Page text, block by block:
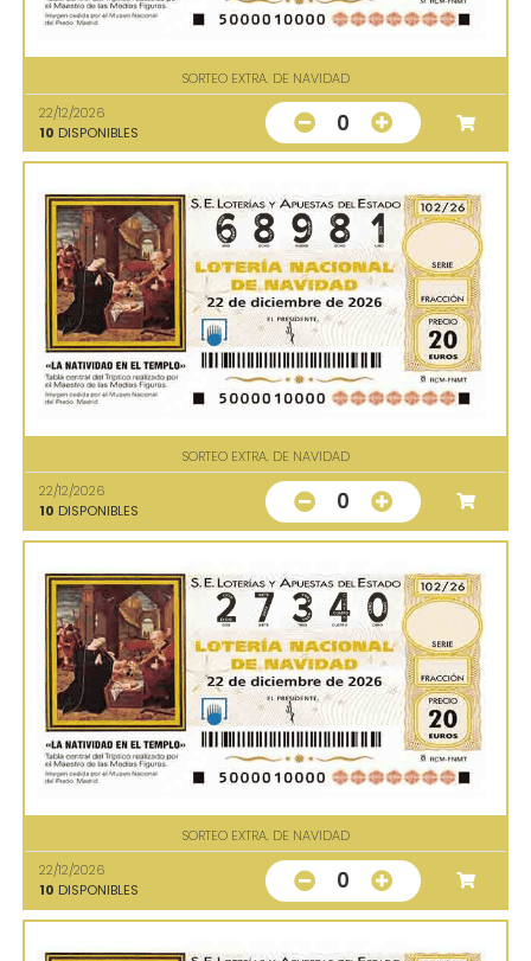
SORTEO EXTRA. DE NAVIDAD
22/12/2026
10 DISPONIBLES 0
SORTEO EXTRA. DE NAVIDAD
22/12/2026
10 DISPONIBLES 0
SORTEO EXTRA. DE NAVIDAD
22/12/2026
10 DISPONIBLES 0